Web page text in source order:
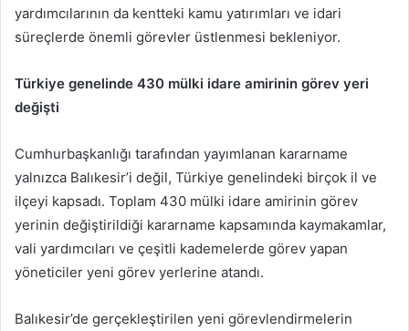
yardımcılarının da kentteki kamu yatırımları ve idari
süreçlerde önemli görevler üstlenmesi bekleniyor.
Türkiye genelinde 430 mülki idare amirinin görev yeri
değişti
Cumhurbaşkanlığı tarafından yayımlanan kararname
yalnızca Balıkesir’i değil, Türkiye genelindeki birçok il ve
ilçeyi kapsadı. Toplam 430 mülki idare amirinin görev
yerinin değiştirildiği kararname kapsamında kaymakamlar,
vali yardımcıları ve çeşitli kademelerde görev yapan
yöneticiler yeni görev yerlerine atandı.
Balıkesir’de gerçekleştirilen yeni görevlendirmelerin